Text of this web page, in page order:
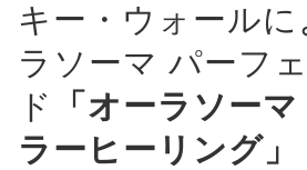
キー・ウォール
ラソーマ パーフ
ド
「オーラソー
ラーヒーリング」